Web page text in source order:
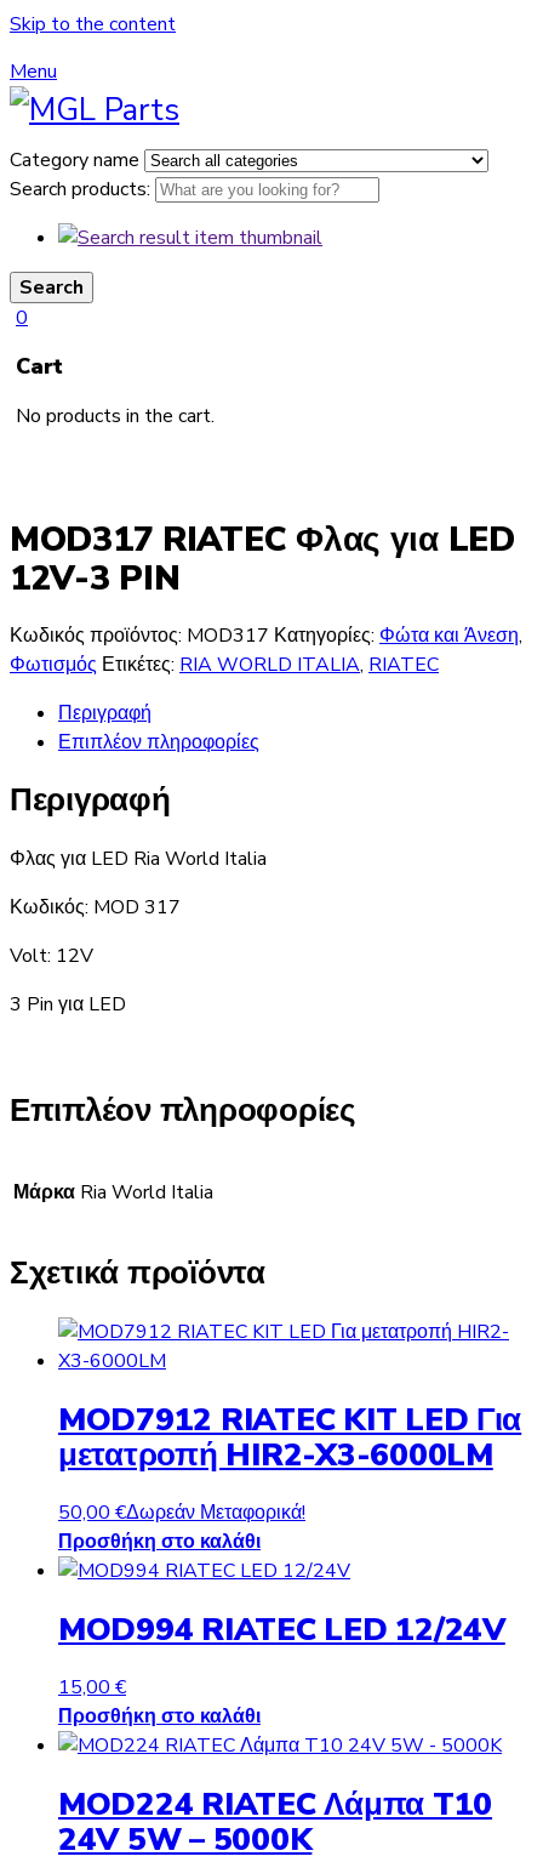
Skip to the content
Menu
Category name
Search products:
Search
0
Cart
No products in the cart.
MOD317 RIATEC Φλας για LED
12V-3 PIN
Κωδικός προϊόντος: MOD317 Κατηγορίες: Φώτα και Άνεση,
Φωτισμός Ετικέτες: RIA WORLD ITALIA, RIATEC
Περιγραφή
Επιπλέον πληροφορίες
Περιγραφή
Φλας για LED Ria World Italia
Κωδικός: MOD 317
Volt: 12V
3 Pin για LED
Επιπλέον πληροφορίες
Μάρκα Ria World Italia
Σχετικά προϊόντα
MOD7912 RIATEC KIT LED Για
μετατροπή HIR2-X3-6000LM
50,00 €Δωρεάν Μεταφορικά!
Προσθήκη στο καλάθι
MOD994 RIATEC LED 12/24V
15,00 €
Προσθήκη στο καλάθι
MOD224 RIATEC Λάμπα T10
24V 5W – 5000K